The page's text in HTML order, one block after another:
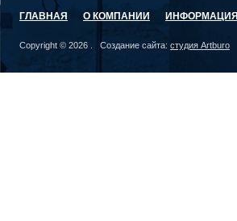
ГЛАВНАЯ О КОМПАНИИ ИНФОРМАЦИЯ
Copyright © 2026 . Создание сайта: студия Artburo